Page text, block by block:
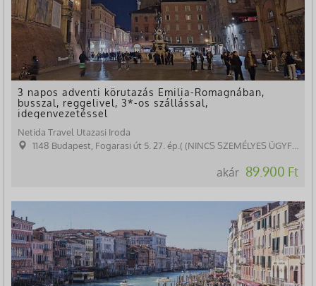
3 napos adventi körutazás Emilia-Romagnában,
busszal, reggelivel, 3*-os szállással,
idegenvezetéssel
Netida Travel Utazasi Iroda
1148 Budapest, Fogarasi út 5. 27. ép.( (NINCS SZEMÉLYES ÜGYFÉLFOGADÁS)
akár 89.900 Ft